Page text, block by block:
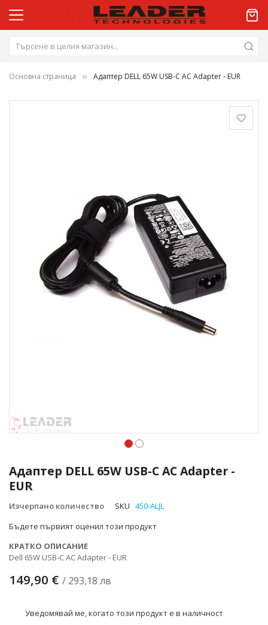
Основна страница Адаптер DELL 65W USB-C AC Adapter - EUR
Адаптер DELL 65W USB-C AC Adapter -
EUR
Изчерпано количество SKU 450-ALJL
Бъдете първият оценил този продукт
КРАТКО ОПИСАНИЕ
Dell 65W USB-C AC Adapter - EUR
149,90 € / 293,18 лв
Уведомявай ме, когато този продукт е в наличност
към
началото
на
галерия
снимки